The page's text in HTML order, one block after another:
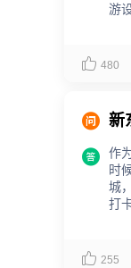
游
 480
 新

作
时
城
打
 255